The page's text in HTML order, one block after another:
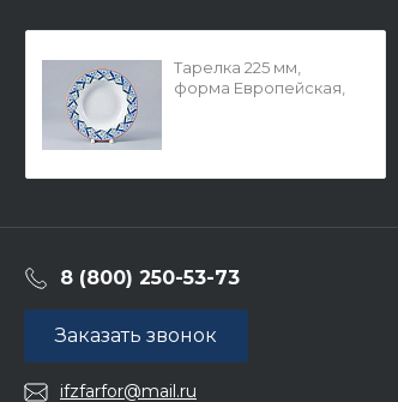
Тарелка 225 мм,
форма Европейская,
8 (800) 250-53-73
Заказать звонок
ifzfarfor@mail.ru